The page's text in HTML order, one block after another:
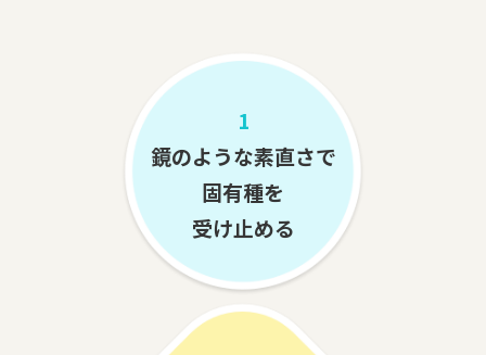
1
鏡のような素直さで
固有種を
受け止める